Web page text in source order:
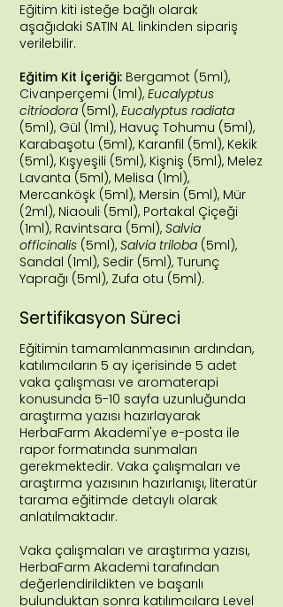
Eğitim kiti isteğe bağlı olarak
aşağıdaki SATIN AL linkinden sipariş
verilebilir.
Eğitim Kit İçeriği: Bergamot (5ml),
Civanperçemi (1ml), Eucalyptus
citriodora (5ml), Eucalyptus radiata
(5ml), Gül (1ml), Havuç Tohumu (5ml),
Karabaşotu (5ml), Karanfil (5ml), Kekik
(5ml), Kışyeşili (5ml), Kişniş (5ml), Melez
Lavanta (5ml), Melisa (1ml),
Mercanköşk (5ml), Mersin (5ml), Mür
(2ml), Niaouli (5ml), Portakal Çiçeği
(1ml), Ravintsara (5ml), Salvia
officinalis (5ml), Salvia triloba (5ml),
Sandal (1ml), Sedir (5ml), Turunç
Yaprağı (5ml), Zufa otu (5ml).
Sertifikasyon Süreci
Eğitimin tamamlanmasının ardından,
katılımcıların 5 ay içerisinde 5 adet
vaka çalışması ve aromaterapi
konusunda 5-10 sayfa uzunluğunda
araştırma yazısı hazırlayarak
HerbaFarm Akademi'ye e-posta ile
rapor formatında sunmaları
gerekmektedir. Vaka çalışmaları ve
araştırma yazısının hazırlanışı, literatür
tarama eğitimde detaylı olarak
anlatılmaktadır.
Vaka çalışmaları ve araştırma yazısı,
HerbaFarm Akademi tarafından
değerlendirildikten ve başarılı
bulunduktan sonra katılımcılara Level